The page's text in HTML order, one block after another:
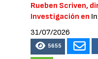
Rueben Scriven,
Investigación en
31/07/2026
5655